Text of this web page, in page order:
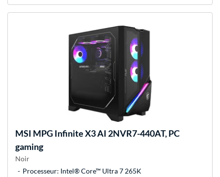
MSI MPG Infinite X3 AI 2NVR7-440AT, PC
gaming
Noir
Processeur: Intel® Core™ Ultra 7 265K